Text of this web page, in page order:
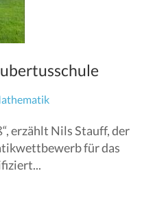
erzählt Nils Stauff, der
für das